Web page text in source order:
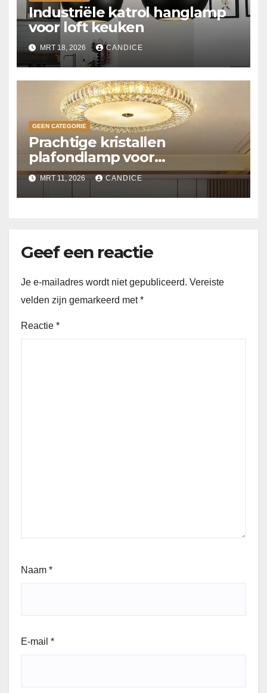
Industriële katrol hanglamp
voor loft keuken
MRT 18, 2026 CANDICE
GEEN CATEGORIE
Prachtige kristallen
plafondlamp voor
slaapkamer
MRT 11, 2026 CANDICE
Geef een reactie
Je e-mailadres wordt niet gepubliceerd. Vereiste
velden zijn gemarkeerd met*
Reactie *
Naam *
E-mail *